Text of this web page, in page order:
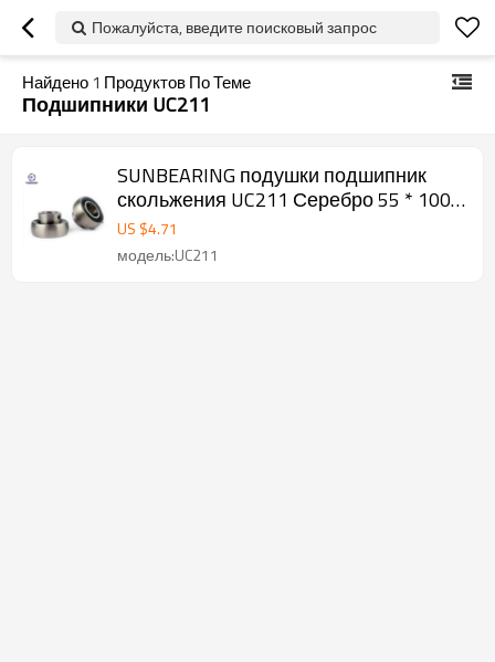
Пожалуйста, введите поисковый запрос
Найдено 1 Продуктов По Теме
Подшипники UC211
SUNBEARING подушки подшипник
скольжения UC211 Серебро 55 * 100 *
55.6mm Хром сталь GCr15
US $4.71
модель:UC211